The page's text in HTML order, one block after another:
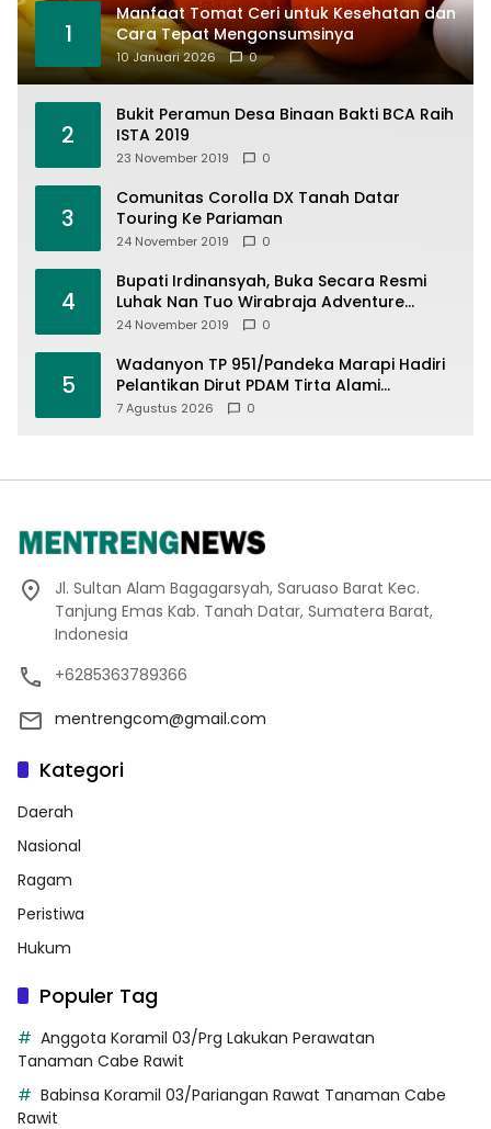
1
Manfaat Tomat Ceri untuk Kesehatan dan
Cara Tepat Mengonsumsinya
10 Januari 2026 0
2
Bukit Peramun Desa Binaan Bakti BCA Raih
ISTA 2019
23 November 2019 0
3
Comunitas Corolla DX Tanah Datar
Touring Ke Pariaman
24 November 2019 0
4
Bupati Irdinansyah, Buka Secara Resmi
Luhak Nan Tuo Wirabraja Adventure
Offroad 2019
24 November 2019 0
5
Wadanyon TP 951/Pandeka Marapi Hadiri
Pelantikan Dirut PDAM Tirta Alami
Batusangkar, Dukung Sinergi BUMD dan
7 Agustus 2026 0
Jl. Sultan Alam Bagagarsyah, Saruaso Barat Kec.
Tanjung Emas Kab. Tanah Datar, Sumatera Barat,
Indonesia
+6285363789366
mentrengcom@gmail.com
Kategori
Daerah
Nasional
Ragam
Peristiwa
Hukum
Populer Tag
Anggota Koramil 03/Prg Lakukan Perawatan
Tanaman Cabe Rawit
Babinsa Koramil 03/Pariangan Rawat Tanaman Cabe
Rawit